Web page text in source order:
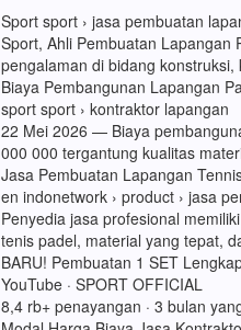
Sport sport › jasa pembuatan
Sport, Ahli Pembuatan Lapangan
pengalaman di bidang
Biaya Pembangunan Lapangan
sport sport › kontraktor lapangan
22 Mei 2026 — Biaya
000 000 tergantung kualitas
Jasa Pembuatan Lapangan
en indonetwork › product › jasa
Penyedia jasa profesional
tenis padel, material yang tepat,
BARU! Pembuatan 1 SET
YouTube · SPORT OFFICIAL
8,4 rb+ penayangan · 3 bulan